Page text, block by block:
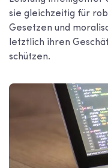
sie gleichzeitig für
Gesetzen und
letztlich ihren
schützen.